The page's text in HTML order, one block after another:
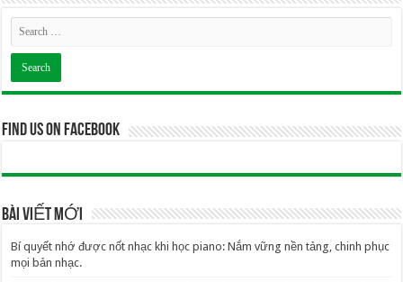
Find us on Facebook
BÀI VIẾT MỚI
Bí quyết nhớ được nốt nhạc khi học piano: Nắm vững nền tảng, chinh phục
mọi bản nhạc.